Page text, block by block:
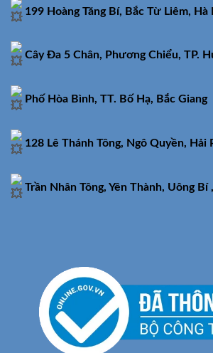
199 Hoàng Tăng Bí, Bắc Từ Liêm, Hà
Cây Đa 5 Chân, Phương Chiểu, TP.
Phố Hòa Bình, TT. Bố Hạ, Bắc Giang
128 Lê Thánh Tông, Ngô Quyền, Hải
Trần Nhân Tông, Yên Thành, Uông Bí